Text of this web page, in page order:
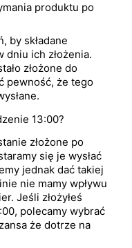
produktu po
by składane
dniu ich złożenia.
złożone do
pewność, że tego
13:00?
złożone po
się je wysłać
jednak dać takiej
nie mamy wpływu
Jeśli złożyłeś
polecamy wybrać
że dotrze na